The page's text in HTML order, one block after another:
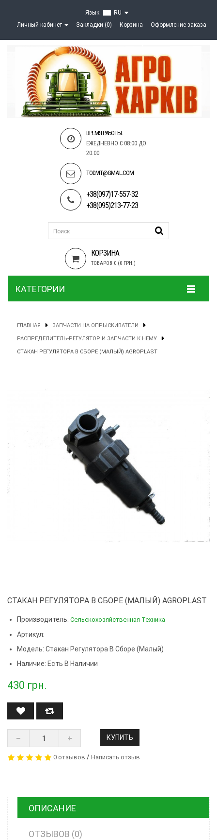
Язык
RU
Личный кабинет
Закладки (0) Корзина Оформление заказа
ВРЕМЯ РАБОТЫ:
ЕЖЕДНЕВНО С 08:00 ДО
20:00
TOD.VIT@GMAIL.COM
+38(097)17-557-32
+38(095)213-77-23
КОРЗИНА
ТОВАРОВ 0 (0 ГРН.)
КАТЕГОРИИ
ГЛАВНАЯ ЗАПЧАСТИ НА ОПРЫСКИВАТЕЛИ
РАСПРЕДЕЛИТЕЛЬ-РЕГУЛЯТОР И ЗАПЧАСТИ К НЕМУ
СТАКАН РЕГУЛЯТОРА В СБОРЕ (МАЛЫЙ) AGROPLAST
СТАКАН РЕГУЛЯТОРА В СБОРЕ (МАЛЫЙ) AGROPLAST
Производитель: Сельскохозяйственная Техника
Артикул:
Модель: Стакан Регулятора В Сборе (малый)
Наличие: Есть В Наличии
430 грн.
КУПИТЬ
0 отзывов / Написать отзыв
ОПИСАНИЕ
ОТЗЫВОВ (0)